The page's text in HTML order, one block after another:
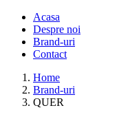
Acasa
Despre noi
Brand-uri
Contact
Home
Brand-uri
QUER